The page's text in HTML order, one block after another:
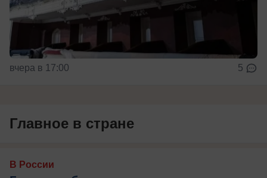
вчера в 17:00 5
Главное в стране
В России